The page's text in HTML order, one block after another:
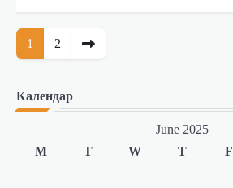
1 2
Календар
June 2025
M
T W T F